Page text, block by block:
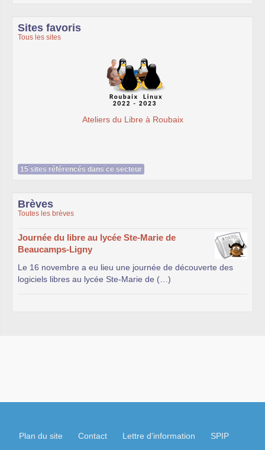
Sites favoris
Tous les sites
Ateliers du Libre à Roubaix
15 sites référencés dans ce secteur
Brèves
Toutes les brèves
Journée du libre au lycée Ste-Marie de
Beaucamps-Ligny
Le 16 novembre a eu lieu une journée de découverte des
logiciels libres au lycée Ste-Marie de (…)
Plan du site Contact Lettre d'information SPIP